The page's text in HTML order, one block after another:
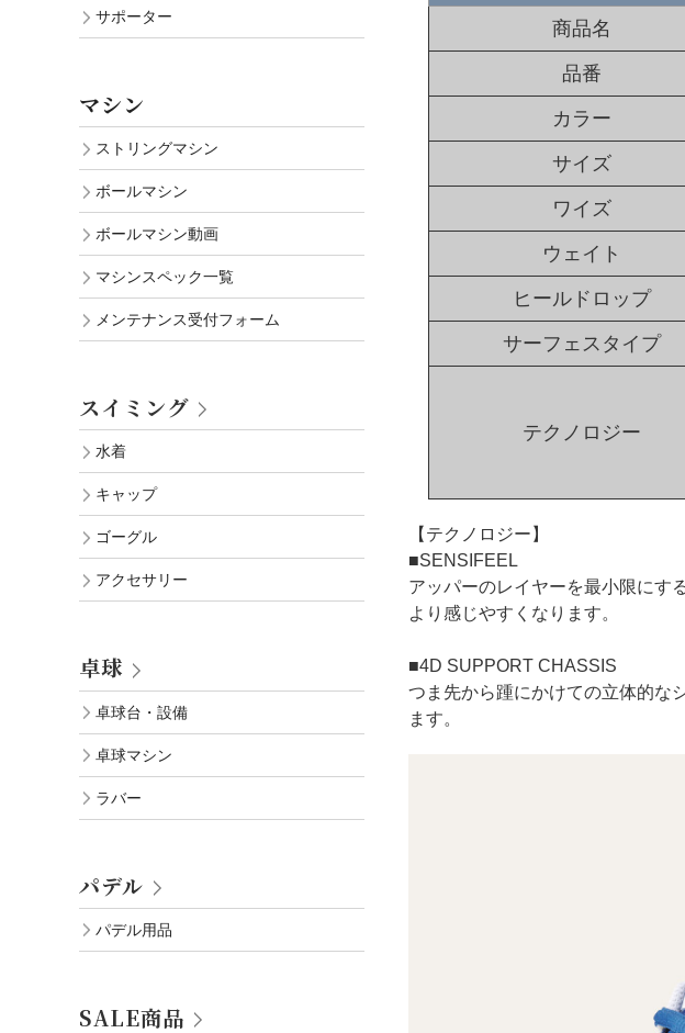
商品名
品番
カラー
サイズ
ワイズ
ウェイト
ヒールドロップ
サーフェスタイプ
テクノロジー
【テクノロジー】
■SENSIFEEL
アッパーのレイヤーを最小限にす
より感じやすくなります。
■4D SUPPORT CHASSIS
つま先から踵にかけての立体的な
ます。
サポーター
マシン
ストリングマシン
ボールマシン
ボールマシン動画
マシンスペック一覧
メンテナンス受付フォーム
スイミング
水着
キャップ
ゴーグル
アクセサリー
卓球
卓球台・設備
卓球マシン
ラバー
パデル
パデル用品
SALE商品